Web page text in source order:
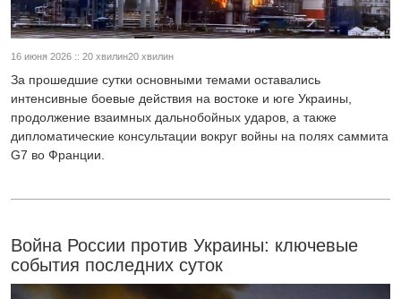
16 июня 2026 :: 20 хвилин20 хвилин
За прошедшие сутки основными темами оставались
интенсивные боевые действия на востоке и юге Украины,
продолжение взаимных дальнобойных ударов, а также
дипломатические консультации вокруг войны на полях саммита
G7 во Франции.
Война России против Украины: ключевые
события последних суток